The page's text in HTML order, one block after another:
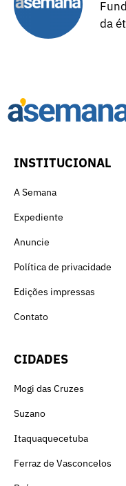
da
INSTITUCIONAL
A Semana
Expediente
Anuncie
Política de privacidade
Edições impressas
Contato
CIDADES
Mogi das Cruzes
Suzano
Itaquaquecetuba
Ferraz de Vasconcelos